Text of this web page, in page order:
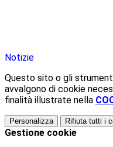
Notizie
Questo sito o gli
avvalgono di cookie
finalità illustrate nella
Personalizza Rifiuta tutti i
Gestione cookie